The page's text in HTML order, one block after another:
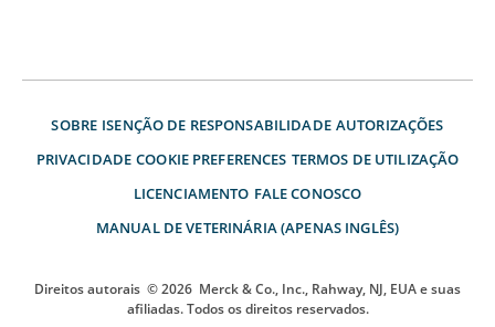
SOBRE ISENÇÃO DE RESPONSABILIDADE AUTORIZAÇÕES
PRIVACIDADE COOKIE PREFERENCES TERMOS DE UTILIZAÇÃO
LICENCIAMENTO FALE CONOSCO
MANUAL DE VETERINÁRIA (APENAS INGLÊS)
Direitos autorais © 2026 Merck & Co., Inc., Rahway, NJ, EUA e suas
afiliadas. Todos os direitos reservados.